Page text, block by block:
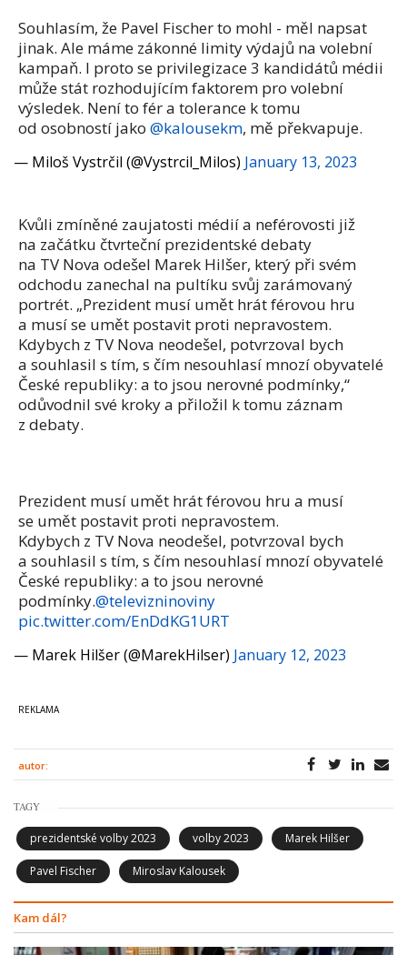
Souhlasím, že Pavel Fischer to mohl - měl napsat
jinak. Ale máme zákonné limity výdajů na volební
kampaň. I proto se privilegizace 3 kandidátů médii
může stát rozhodujícím faktorem pro volební
výsledek. Není to fér a tolerance k tomu
od osobností jako @kalousekm, mě překvapuje.
— Miloš Vystrčil (@Vystrcil_Milos) January 13, 2023
Kvůli zmíněné zaujatosti médií a neférovosti již
na začátku čtvrteční prezidentské debaty
na TV Nova odešel Marek Hilšer, který při svém
odchodu zanechal na pultíku svůj zarámovaný
portrét. „Prezident musí umět hrát férovou hru
a musí se umět postavit proti nepravostem.
Kdybych z TV Nova neodešel, potvrzoval bych
a souhlasil s tím, s čím nesouhlasí mnozí obyvatelé
České republiky: a to jsou nerovné podmínky,“
odůvodnil své kroky a přiložil k tomu záznam
z debaty.
Prezident musí umět hrát férovou hru a musí
se umět postavit proti nepravostem.
Kdybych z TV Nova neodešel, potvrzoval bych
a souhlasil s tím, s čím nesouhlasí mnozí obyvatelé
České republiky: a to jsou nerovné
podmínky.@televizninoviny
pic.twitter.com/EnDdKG1URT
— Marek Hilšer (@MarekHilser) January 12, 2023
autor:
TAGY
prezidentské volby 2023 volby 2023 Marek Hilšer
Pavel Fischer Miroslav Kalousek
Kam dál?